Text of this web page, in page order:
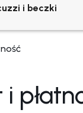
i beczki